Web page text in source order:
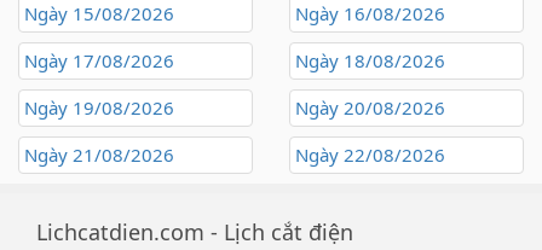
Ngày 15/08/2026
Ngày 16/08/2026
Ngày 17/08/2026
Ngày 18/08/2026
Ngày 19/08/2026
Ngày 20/08/2026
Ngày 21/08/2026
Ngày 22/08/2026
Lichcatdien.com - Lịch cắt điện